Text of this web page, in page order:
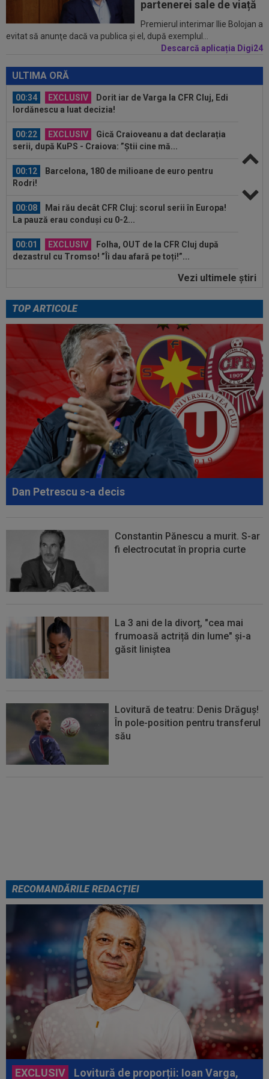
partenerei sale de viață
Premierul interimar Ilie Bolojan a
evitat să anunţe dacă va publica şi el, după exemplul...
Descarcă aplicația Digi24
ULTIMA ORĂ
00:43 EXCLUSIV
Lovitură de proporții: Ioan Varga,
gata să renunțe la CFR și să preia alt club...
Mihai Stoica. E prima oară când o zic”
00:34 EXCLUSIV
Dorit iar de Varga la CFR Cluj, Edi
Iordănescu a luat decizia!
00:22 EXCLUSIV
Gică Craioveanu a dat declarația
serii, după KuPS - Craiova: ”Știi cine mă...
00:12
Barcelona, 180 de milioane de euro pentru
Rodri!
00:08
Mai rău decât CFR Cluj: scorul serii în Europa!
La pauză erau conduși cu 0-2...
00:01 EXCLUSIV
Folha, OUT de la CFR Cluj după
dezastrul cu Tromso! ”Îi dau afară pe toți!”...
Gigi Becali: ”Am vândut un jucător
00:43 EXCLUSIV
Lovitură de proporții: Ioan Varga,
gata să renunțe la CFR și să preia alt club...
EXCLUSIV
Gigi Becali: ”Hai să-ți spun ce face
Mihai Stoica. E prima oară când o zic”
00:34 EXCLUSIV
Dorit iar de Varga la CFR Cluj, Edi
Iordănescu a luat decizia!
00:22 EXCLUSIV
Gică Craioveanu a dat declarația
serii, după KuPS - Craiova: ”Știi cine mă...
00:12
Barcelona, 180 de milioane de euro pentru
Rodri!
Vezi ultimele ştiri
TOP ARTICOLE
Dan Petrescu s-a decis
Constantin Pănescu a murit. S-ar
fi electrocutat în propria curte
La 3 ani de la divorț, "cea mai
frumoasă actriță din lume" și-a
găsit liniștea
Lovitură de teatru: Denis Drăguș!
În pole-position pentru transferul
său
RECOMANDĂRILE REDACȚIEI
EXCLUSIV Lovitură de proporții: Ioan Varga,